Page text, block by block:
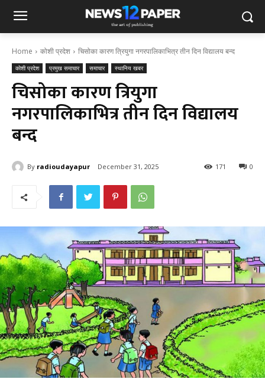
Home कोशी प्रदेश चिसोका कारण त्रियुगा नगरपालिकाभित्र तीन दिन विद्यालय बन्द
कोशी प्रदेश प्रमुख समाचार समाचार स्थानिय खबर
चिसोका कारण त्रियुगा
नगरपालिकाभित्र तीन दिन विद्यालय
बन्द
By radioudayapur December 31, 2025 0
171